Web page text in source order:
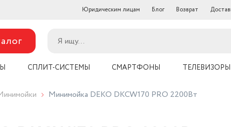
Юридическим лицам Блог Возврат
СПЛИТ-СИСТЕМЫ СМАРТФОНЫ ТЕЛЕВИЗОРЫ
Минимойка DEKO DKCW170 PRO 2200Вт